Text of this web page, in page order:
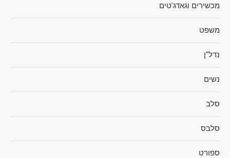
מכשירים וגאדג'טים
משפט
נדל"ן
נשים
סלב
סלבס
ספורט